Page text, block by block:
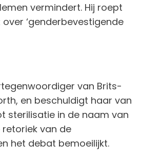
vermindert. Hij roept
‘genderbevestigende
van Brits-
en beschuldigt haar van
sterilisatie in de naam van
retoriek van de
het debat bemoeilijkt.